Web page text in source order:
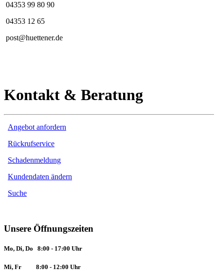
04353 99 80 90
04353 12 65
post@huettener.de
Kontakt & Beratung
Angebot anfordern
Rückrufservice
Schadenmeldung
Kundendaten ändern
Suche
Unsere Öffnungszeiten
Mo, Di, Do 8:00 - 17:00 Uhr
Mi, Fr 8:00 - 12:00 Uhr